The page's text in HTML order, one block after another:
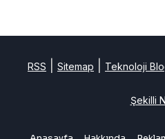
RSS Sitemap Teknoloji
Şekilli